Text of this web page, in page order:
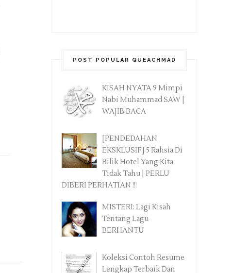
POST POPULAR QUEACHMAD
KISAH NYATA 9 Mimpi
Nabi Muhammad SAW |
WAJIB BACA
[PENDEDAHAN
EKSKLUSIF] 5 Rahsia Di
Bilik Hotel Yang Kita
Tidak Tahu | PERLU
DIBERI PERHATIAN !!!
MISTERI: Lagi Kisah
Tentang Lagu
BERHANTU
Koleksi Contoh Resume
Lengkap Terbaik Dan